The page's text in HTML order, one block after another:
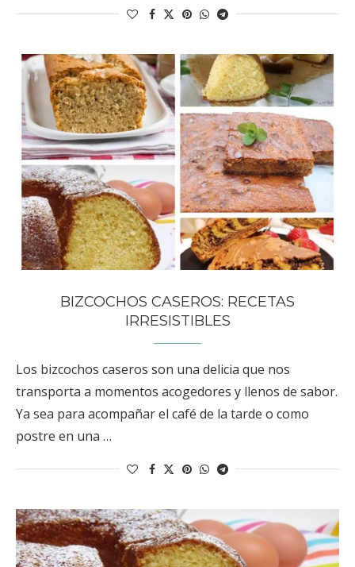
BIZCOCHOS CASEROS: RECETAS
IRRESISTIBLES
Los bizcochos caseros son una delicia que nos
transporta a momentos acogedores y llenos de sabor.
Ya sea para acompañar el café de la tarde o como
postre en una …